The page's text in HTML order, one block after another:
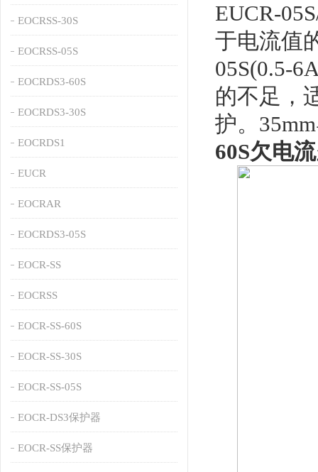
EOCRSS-30S
EOCRSS-05S
EOCRDS3-60S
EOCRDS3-30S
EOCRDS1
EUCR
EOCRAR
EOCRDS3-05S
EOCR-SS
EOCRSS
EOCR-SS-60S
EOCR-SS-30S
EOCR-SS-05S
EOCR-DS3保护器
EOCR-SS保护器
EUCR-
于电流值
05S(0.5-
的不足，
护。
60S欠电